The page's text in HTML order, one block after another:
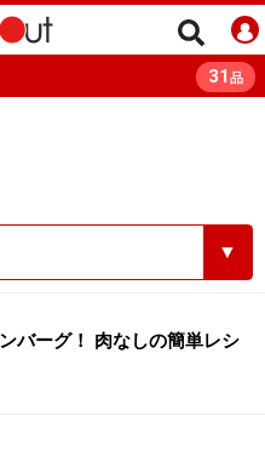
31 品
▼
バーグ！ 肉なしの簡単レシ